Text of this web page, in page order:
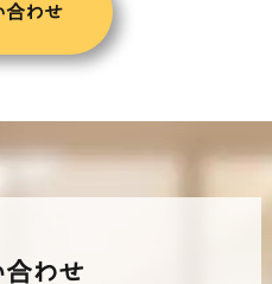
合わせ
合わせ